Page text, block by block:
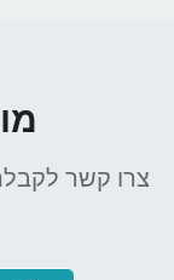
צרו קשר